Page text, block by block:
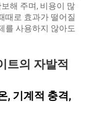
해 주며, 비용이 많
때로 효과가 떨어질
를 사용하지 않아도
트의 자발적
, 기계적 충격,